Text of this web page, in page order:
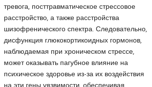
тревога, посттравматическое стрессовое
расстройство, а также расстройства
шизофренического спектра. Следовательно,
дисфункция глюкокортикоидных гормонов,
наблюдаемая при хроническом стрессе,
может оказывать пагубное влияние на
психическое здоровье из-за их воздействия